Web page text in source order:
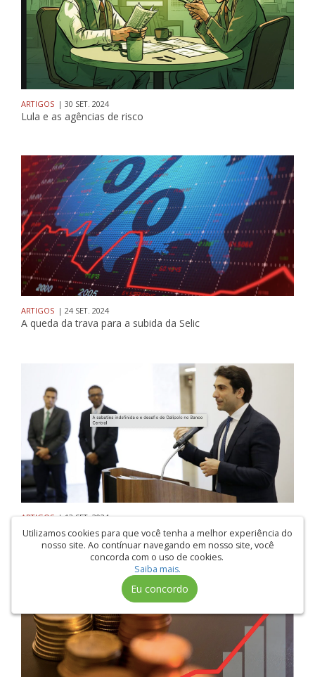
ARTIGOS | 30 SET. 2024
Lula e as agências de risco
ARTIGOS | 24 SET. 2024
A queda da trava para a subida da Selic
ARTIGOS | 13 SET. 2024
Muito além da Selic: um desafio para Galípolo
Utilizamos cookies para que você tenha a melhor experiência do
nosso site. Ao contínuar navegando em nosso site, você
concorda com o uso de cookies.
Saiba mais.
Eu concordo